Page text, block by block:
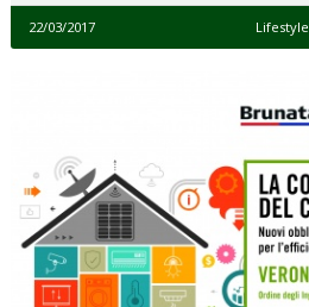
22/03/2017 Lifestyle